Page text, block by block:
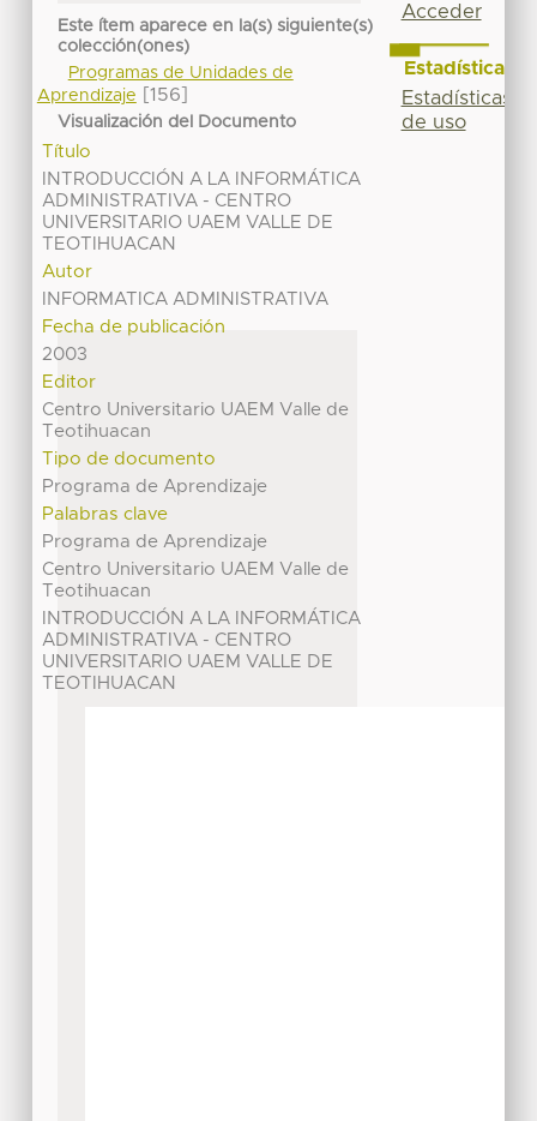
Este ítem aparece en la(s) siguiente(s)
colección(ones)
Programas de Unidades de
Aprendizaje
[156]
Visualización del Documento
Título
INTRODUCCIÓN A LA INFORMÁTICA
ADMINISTRATIVA - CENTRO
UNIVERSITARIO UAEM VALLE DE
TEOTIHUACAN
Autor
INFORMATICA ADMINISTRATIVA
Fecha de publicación
2003
Editor
Centro Universitario UAEM Valle de
Teotihuacan
Tipo de documento
Programa de Aprendizaje
Palabras clave
Programa de Aprendizaje
Centro Universitario UAEM Valle de
Teotihuacan
INTRODUCCIÓN A LA INFORMÁTICA
ADMINISTRATIVA - CENTRO
UNIVERSITARIO UAEM VALLE DE
TEOTIHUACAN
Acceder
Estadísticas
Estadísticas
de uso